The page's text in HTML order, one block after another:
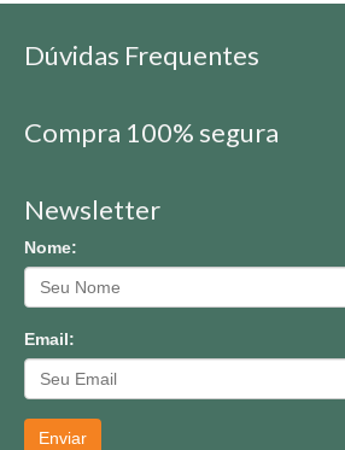
Dúvidas Frequentes
Compra 100% segura
Newsletter
Nome:
Email:
Enviar